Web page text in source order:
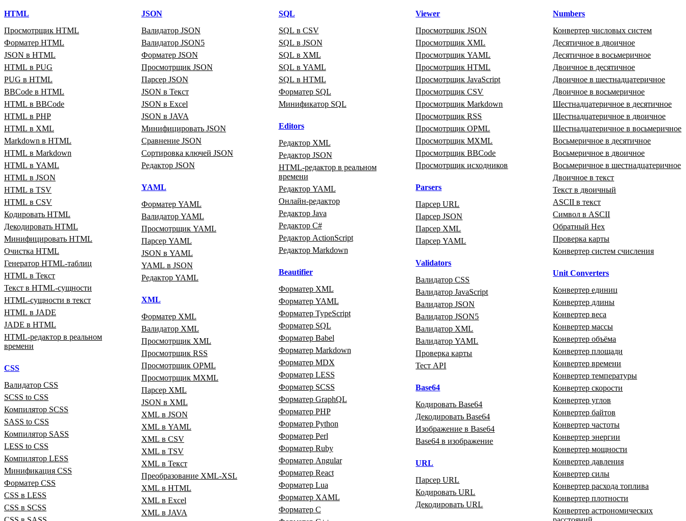
HTML
Просмотрщик HTML
Форматер HTML
JSON в HTML
HTML в PUG
PUG в HTML
BBCode в HTML
HTML в BBCode
HTML в PHP
HTML в XML
Markdown в HTML
HTML в Markdown
HTML в YAML
HTML в JSON
HTML в TSV
HTML в CSV
Кодировать HTML
Декодировать HTML
Минифицировать HTML
Очистка HTML
Генератор HTML‑таблиц
HTML в Текст
Текст в HTML‑сущности
HTML‑сущности в текст
HTML в JADE
JADE в HTML
HTML‑редактор в реальном
времени
CSS
Валидатор CSS
SCSS to CSS
Компилятор SCSS
SASS to CSS
Компилятор SASS
LESS to CSS
Компилятор LESS
Минификация CSS
Форматер CSS
CSS в LESS
CSS в SCSS
JSON
Валидатор JSON
Валидатор JSON5
Форматер JSON
Просмотрщик JSON
Парсер JSON
JSON в Текст
JSON в Excel
JSON в JAVA
Минифицировать JSON
Сравнение JSON
Сортировка ключей JSON
Редактор JSON
YAML
Форматер YAML
Валидатор YAML
Просмотрщик YAML
Парсер YAML
JSON в YAML
YAML в JSON
Редактор YAML
XML
Форматер XML
Валидатор XML
Просмотрщик XML
Просмотрщик RSS
Просмотрщик OPML
Просмотрщик MXML
Парсер XML
JSON в XML
XML в JSON
XML в YAML
XML в CSV
XML в TSV
XML в Текст
Преобразование XML‑XSL
XML в HTML
XML в Excel
XML в JAVA
SQL
SQL в CSV
SQL в JSON
SQL в XML
SQL в YAML
SQL в HTML
Форматер SQL
Минификатор SQL
Editors
Редактор XML
Редактор JSON
HTML‑редактор в реальном
времени
Редактор YAML
Онлайн‑редактор
Редактор Java
Редактор C#
Редактор ActionScript
Редактор Markdown
Beautifier
Форматер XML
Форматер YAML
Форматер TypeScript
Форматер SQL
Форматер Babel
Форматер Markdown
Форматер MDX
Форматер LESS
Форматер SCSS
Форматер GraphQL
Форматер PHP
Форматер Python
Форматер Perl
Форматер Ruby
Форматер Angular
Форматер React
Форматер Lua
Форматер XAML
Форматер C
Viewer
Просмотрщик JSON
Просмотрщик XML
Просмотрщик YAML
Просмотрщик HTML
Просмотрщик JavaScript
Просмотрщик CSV
Просмотрщик Markdown
Просмотрщик RSS
Просмотрщик OPML
Просмотрщик MXML
Просмотрщик BBCode
Просмотрщик исходников
Parsers
Парсер URL
Парсер JSON
Парсер XML
Парсер YAML
Validators
Валидатор CSS
Валидатор JavaScript
Валидатор JSON
Валидатор JSON5
Валидатор XML
Валидатор YAML
Проверка карты
Тест API
Base64
Кодировать Base64
Декодировать Base64
Изображение в Base64
Base64 в изображение
URL
Парсер URL
Кодировать URL
Декодировать URL
Numbers
Конвертер числовых систем
Десятичное в двоичное
Десятичное в восьмеричное
Двоичное в десятичное
Двоичное в шестнадцатеричное
Двоичное в восьмеричное
Шестнадцатеричное в десятичное
Шестнадцатеричное в двоичное
Шестнадцатеричное в восьмеричное
Восьмеричное в десятичное
Восьмеричное в двоичное
Восьмеричное в шестнадцатеричное
Двоичное в текст
Текст в двоичный
ASCII в текст
Символ в ASCII
Обратный Hex
Проверка карты
Конвертер систем счисления
Unit Converters
Конвертер единиц
Конвертер длины
Конвертер веса
Конвертер массы
Конвертер объёма
Конвертер площади
Конвертер времени
Конвертер температуры
Конвертер скорости
Конвертер углов
Конвертер байтов
Конвертер частоты
Конвертер энергии
Конвертер мощности
Конвертер давления
Конвертер силы
Конвертер расхода топлива
Конвертер плотности
Конвертер астрономических